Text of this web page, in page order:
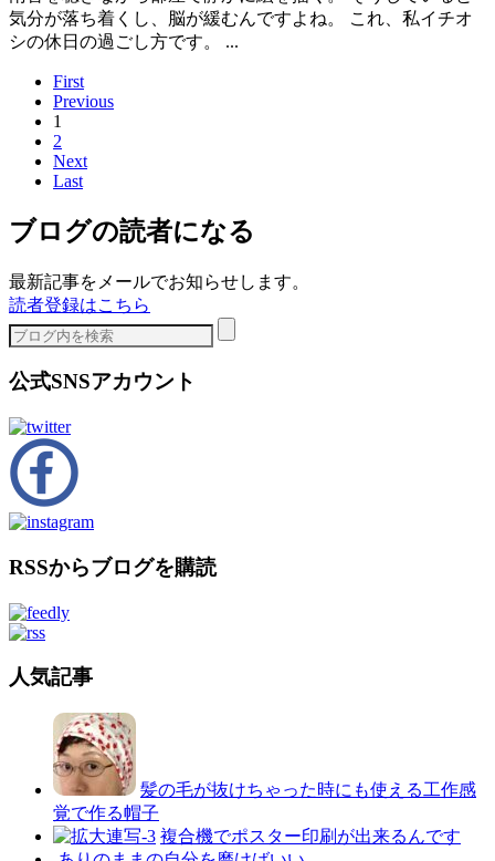
気分が落ち着くし、脳が緩むんですよね。 これ、私イチオ
シの休日の過ごし方です。 ...
First
Previous
1
2
Next
Last
ブログの読者になる
最新記事をメールでお知らせします。
読者登録はこちら
公式SNSアカウント
RSSからブログを購読
人気記事
髪の毛が抜けちゃった時にも使える工作感
覚で作る帽子
複合機でポスター印刷が出来るんです